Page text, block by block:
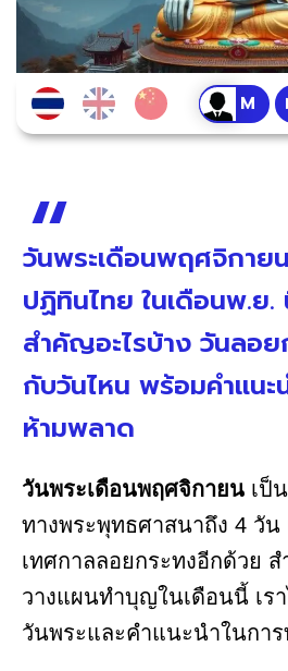
วันพระเดือนพฤศจิกาย
ปฏิทินไทย ในเดือนพ.ย.
สำคัญอะไรบ้าง วันลอ
กับวันไหน พร้อมคำแนะ
ห้ามพลาด
วันพระเดือนพฤศจิกายน เป็
ทางพระพุทธศาสนาถึง 4 วัน
เทศกาลลอยกระทงอีกด้วย
วางแผนทำบุญในเดือนนี้ เร
วันพระและคำแนะนำในกา